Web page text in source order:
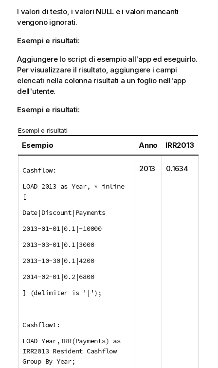
I valori di testo, i valori NULL e i valori mancanti
vengono ignorati.
Esempi e risultati:
Aggiungere lo script di esempio all'app ed eseguirlo.
Per visualizzare il risultato, aggiungere i campi
elencati nella colonna risultati a un foglio nell'app
dell'utente.
Esempi e risultati:
Esempi e risultati
Esempio Anno IRR2013
Cashflow:
LOAD 2013 as Year, * inline
[
Date|Discount|Payments
2013-01-01|0.1|-10000
2013-03-01|0.1|3000
2013-10-30|0.1|4200
2014-02-01|0.2|6800
] (delimiter is '|');
Cashflow1:
LOAD Year,IRR(Payments) as
IRR2013 Resident Cashflow
Group By Year;
2013 0.1634